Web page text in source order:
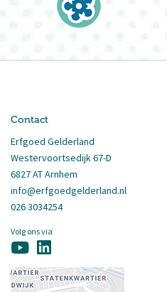
Contact
Erfgoed Gelderland
Westervoortsedijk 67-D
6827 AT Arnhem
info@erfgoedgelderland.nl
026 3034254
Volg ons via